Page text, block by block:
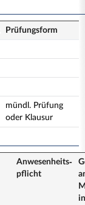
Prüfungsform
mündl. Prüfung
oder Klausur
Anwesenheits­
pflicht